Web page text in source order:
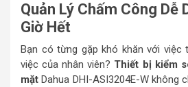
Quản Lý Chấm Công Dễ
Giờ Hết
Bạn có từng gặp khó khăn với việc
việc của nhân viên? Thiết bị kiểm
mặt Dahua DHI-ASI3204E-W không